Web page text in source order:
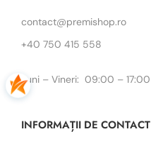
contact@premishop.ro
+40 750 415 558
Luni – Vineri: 09:00 – 17:00
INFORMAȚII DE CONTACT